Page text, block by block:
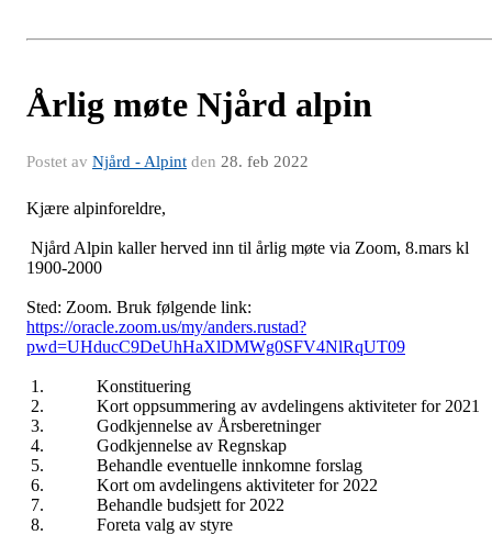
Årlig møte Njård alpin
Postet av Njård - Alpint den 28. feb 2022
Kjære alpinforeldre,
Njård Alpin kaller herved inn til årlig møte via Zoom, 8.mars kl
1900-2000
Sted: Zoom. Bruk følgende link:
https://oracle.zoom.us/my/anders.rustad?
pwd=UHducC9DeUhHaXlDMWg0SFV4NlRqUT09
1. Konstituering
2. Kort oppsummering av avdelingens aktiviteter for 2021
3. Godkjennelse av Årsberetninger
4. Godkjennelse av Regnskap
5. Behandle eventuelle innkomne forslag
6. Kort om avdelingens aktiviteter for 2022
7. Behandle budsjett for 2022
8. Foreta valg av styre